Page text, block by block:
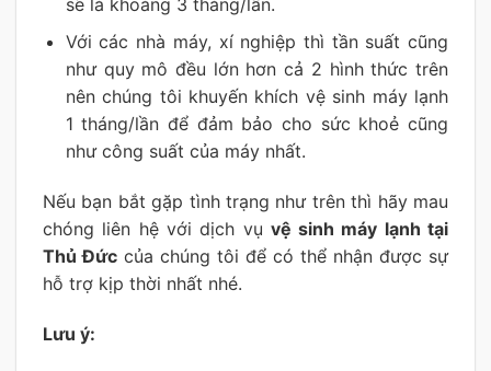
Với các nhà máy, xí nghiệp thì tần suất cũng
như quy mô đều lớn hơn cả 2 hình thức trên
nên chúng tôi khuyến khích vệ sinh máy lạnh
1 tháng/lần để đảm bảo cho sức khoẻ cũng
như công suất của máy nhất.
Nếu bạn bắt gặp tình trạng như trên thì hãy mau
chóng liên hệ với dịch vụ vệ sinh máy lạnh tại
Thủ Đức của chúng tôi để có thể nhận được sự
hỗ trợ kịp thời nhất nhé.
Lưu ý: